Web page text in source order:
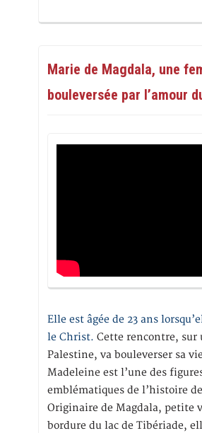
Marie de Magdala, une
bouleversée par l’amour
Elle est âgée de 23 ans
le Christ. Cette rencontre, sur
Palestine, va bouleverser sa
Madeleine est l’une des
emblématiques de l’histoire
Originaire de Magdala, petite
bordure du lac de Tibériade,